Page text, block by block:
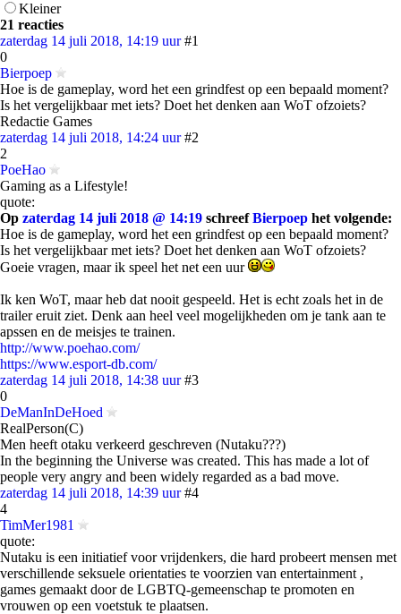
Kleiner
21 reacties
zaterdag 14 juli 2018, 14:19 uur #1
0
Bierpoep
Hoe is de gameplay, word het een grindfest op een bepaald moment?
Is het vergelijkbaar met iets? Doet het denken aan WoT ofzoiets?
Redactie Games
zaterdag 14 juli 2018, 14:24 uur #2
2
PoeHao
Gaming as a Lifestyle!
quote:
Op zaterdag 14 juli 2018 @ 14:19 schreefBierpoep het volgende:
Hoe is de gameplay, word het een grindfest op een bepaald moment?
Is het vergelijkbaar met iets? Doet het denken aan WoT ofzoiets?
Goeie vragen, maar ik speel het net een uur
Ik ken WoT, maar heb dat nooit gespeeld. Het is echt zoals het in de
trailer eruit ziet. Denk aan heel veel mogelijkheden om je tank aan te
apssen en de meisjes te trainen.
http://www.poehao.com/
https://www.esport-db.com/
zaterdag 14 juli 2018, 14:38 uur #3
0
DeManInDeHoed
RealPerson(C)
Men heeft otaku verkeerd geschreven (Nutaku???)
In the beginning the Universe was created. This has made a lot of
people very angry and been widely regarded as a bad move.
zaterdag 14 juli 2018, 14:39 uur #4
4
TimMer1981
quote:
Nutaku is een initiatief voor vrijdenkers, die hard probeert mensen met
verschillende seksuele orientaties te voorzien van entertainment ,
games gemaakt door de LGBTQ-gemeenschap te promoten en
vrouwen op een voetstuk te plaatsen.